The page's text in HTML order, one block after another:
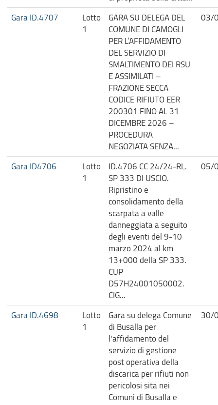
Gara ID.4707
Lotto
1
GARA SU DELEGA DEL
COMUNE DI CAMOGLI
PER L’AFFIDAMENTO
DEL SERVIZIO DI
SMALTIMENTO DEI RSU
E ASSIMILATI –
FRAZIONE SECCA
CODICE RIFIUTO EER
200301 FINO AL 31
DICEMBRE 2026 –
PROCEDURA
NEGOZIATA SENZA...
03/
Gara ID4706
Lotto
1
ID.4706 CC 24/24-RL.
SP 333 DI USCIO.
Ripristino e
consolidamento della
scarpata a valle
danneggiata a seguito
degli eventi del 9-10
marzo 2024 al km
13+000 della SP 333.
CUP
D57H24001050002.
CIG...
05/
Gara ID.4698
Lotto
1
Gara su delega Comune
di Busalla per
l'affidamento del
servizio di gestione
post operativa della
discarica per rifiuti non
pericolosi sita nei
Comuni di Busalla e
30/